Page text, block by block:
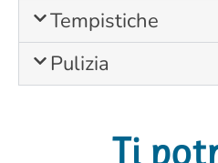
Tempistiche
Pulizia
Ti